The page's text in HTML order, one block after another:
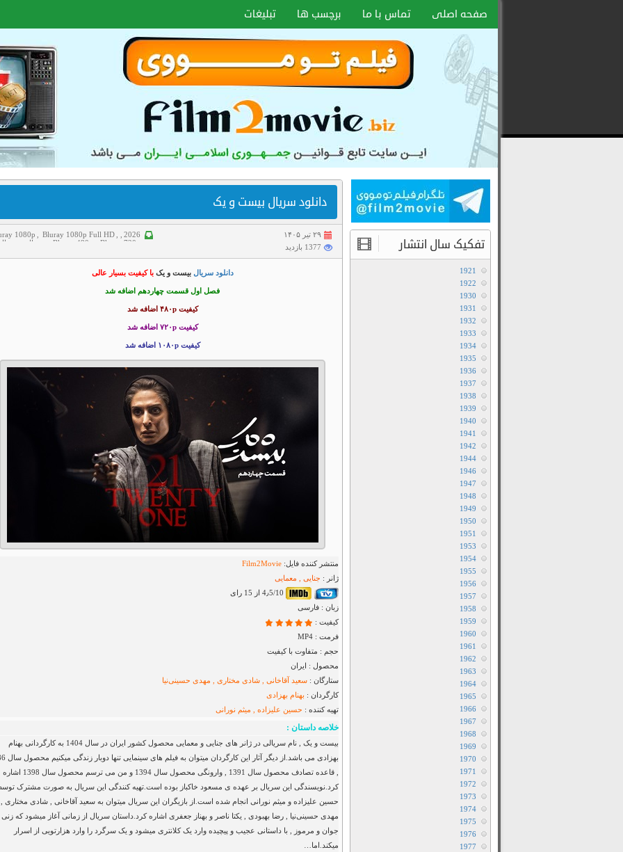
سریال
صفحه اصلی تماس با ما برچسب ها تبلیغات
دانلود سریال بیست و یک
۲۹ تیر ۱۴۰۵ 2026
1080p Bluray 1080p Full HD
Bluray 480p
Bluray 720p سریال
سریال
1377 بازدید
دانلود سریال بیست و یکبا کیفیت بسیار عالی
فصل اول قسمت چهاردهم اضافه شد
کیفیت ۴۸۰p اضافه شد
کیفیت ۷۲۰p اضافه شد
کیفیت ۱۰۸۰p اضافه شد
منتشر کننده فایل: Film2Movie
ژانر : جنایی , معمایی
زبان : فارسی
کیفیت :
فرمت : MP4
حجم : متفاوت با کیفیت
محصول : ایران
ستارگان : سعید آقا‌خانی , شادی مختاری , مهدی حسینی‌نیا
کارگردان : بهنام بهزادی
تهیه کننده : حسین علیزاده , میثم نورانی
خلاصه داستان :
بیست و یک , نام سریالی در ژانر های جنایی و معمایی محصول کشور ایران در سال 1404 به کارگردانی بهنام
بهزادی می باشد.از دیگر آثار
, قاعده تصادف محصول سال 1391 , وارونگی محصول سال 1394 و من می ترسم محصول سال 1398 اشاره
کرد.نویسندگی این سریال بر عهده ی مسعود خاکباز بوده است.تهیه کنندگی این سریال به صورت مشترک
حسین علیزاده و میثم نورانی انجام شده است.از بازیگران این سریال میتوان به سعید آقاخانی , شادی مختاری ,
مهدی حسینی‌نیا , رضا بهبودی , یکتا ناصر و بهناز جعفری اشاره کرد.داستان سریال از زمانی آغاز میشود که زنی
جوان و مرموز , با داستانی عجیب و پیچیده وارد یک کلانتری میشود و یک سرگرد را وارد هزارتویی از اسرار
میکند.اما…
تفکیک سال انتشار
1921
1922
1930
1931
1932
1933
1934
1935
1936
1937
1938
1939
1940
1941
1942
1944
1946
1947
1948
1949
1950
1951
1953
1954
1955
1956
1957
1958
1959
1960
1961
1962
1963
1964
1965
1966
1967
1968
1969
1970
1971
1972
1973
1974
1975
1976
1977